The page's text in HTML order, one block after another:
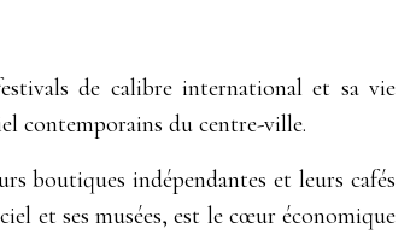
de calibre international et sa vie
contemporains du centre-ville.
boutiques indépendantes et leurs cafés
et ses musées, est le cœur économique